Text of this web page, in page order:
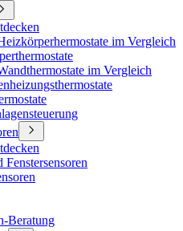
im Vergleich
im Vergleich
Fenstersensoren
Beratung